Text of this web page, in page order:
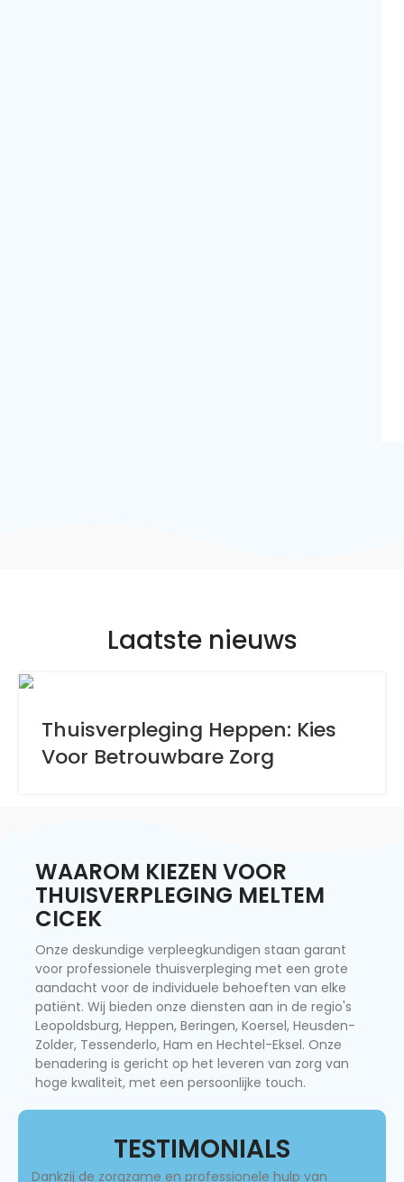
Laatste nieuws
Thuisverpleging Heppen: Kies
Voor Betrouwbare Zorg
WAAROM KIEZEN VOOR
THUISVERPLEGING MELTEM
CICEK
Onze deskundige verpleegkundigen staan garant
voor professionele thuisverpleging met een grote
aandacht voor de individuele behoeften van elke
patiënt. Wij bieden onze diensten aan in de regio's
Leopoldsburg, Heppen, Beringen, Koersel, Heusden-
Zolder, Tessenderlo, Ham en Hechtel-Eksel. Onze
benadering is gericht op het leveren van zorg van
hoge kwaliteit, met een persoonlijke touch.
TESTIMONIALS
Dankzij de zorgzame en professionele hulp van